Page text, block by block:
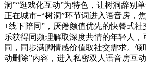
洞”“逛戏化互动”为特色，让树洞辞别
正在城市+“树洞”环节词进入语音房，
+线下陪同”，厌倦颜值优先的快餐式
乐获得同频理解取深度共情的年轻人
同，同步满脚情感价值取社交需求。倾
动删除”内容，进入私密双人语音房互